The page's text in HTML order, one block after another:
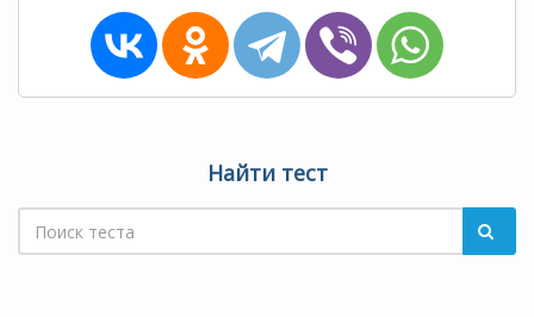
Найти тест